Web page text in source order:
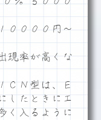
００００円～
現率が高くな
ＣＮ型は、Ｅ
したときにエ
く入るように